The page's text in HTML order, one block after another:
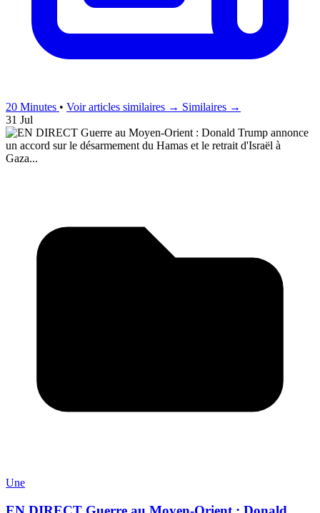
20 Minutes • Voir articles similaires → Similaires →
31 Jul
Une